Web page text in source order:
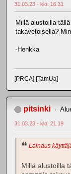
31.03.23 - klo: 16.31
Millä alustoilla
takavetoisella?
-Henkka
[PRCA] [TamUa]
pitsinki
31.03.23 - klo: 21.19
Lainaus
Millä alustoilla